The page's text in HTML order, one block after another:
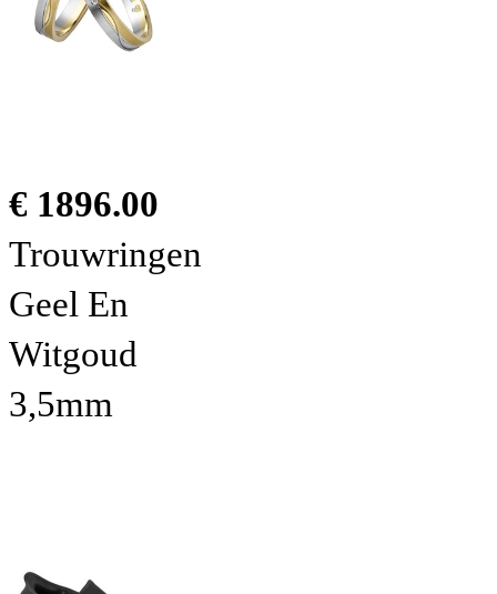
€ 1896.00
Trouwringen
Geel En
Witgoud
3,5mm